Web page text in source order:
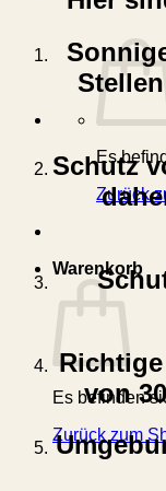
Es
Zurück
Warenkorb
Es befinden
Zurück zum
Schutz
von